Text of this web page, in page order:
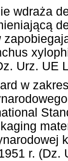
wdraża
Urz. UE
w
r. (Dz.